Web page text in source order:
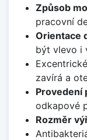
Způsob
pracovní
Orientace
být vlevo i
zavírá a
Provedení
odkapové
Rozměr